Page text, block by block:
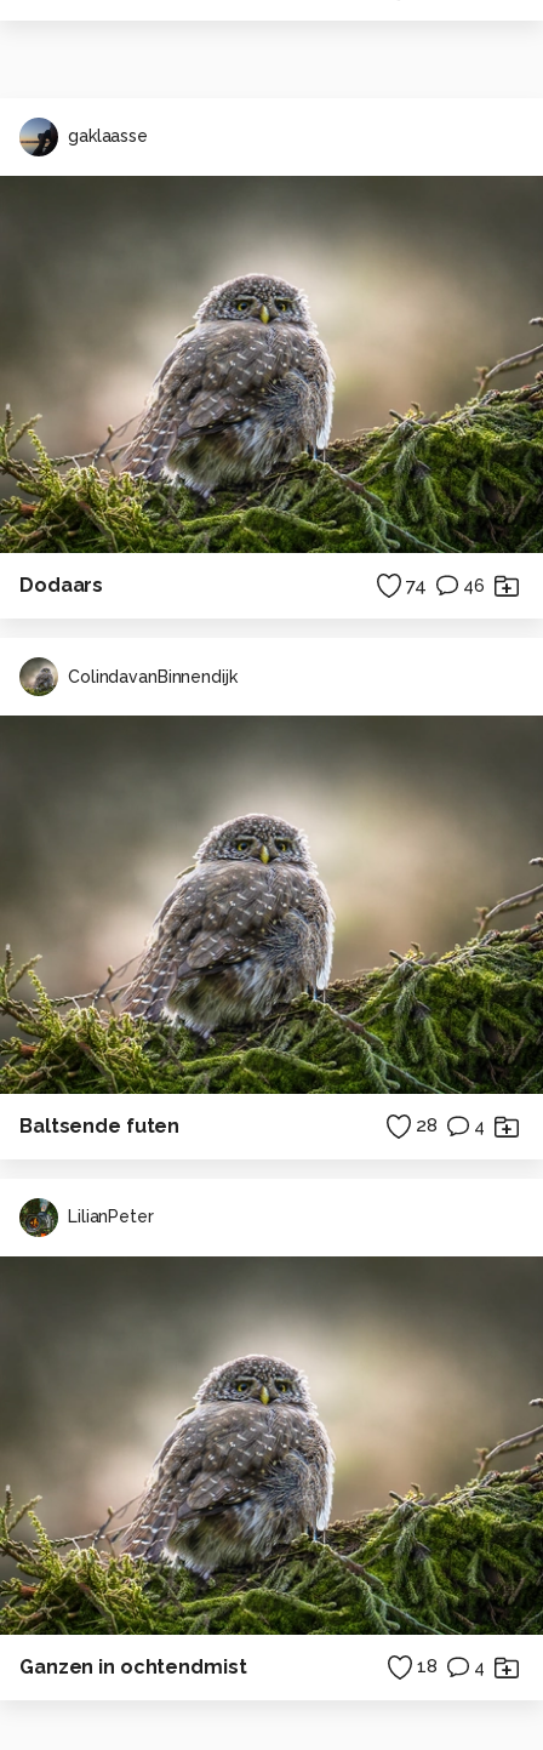
gaklaasse
Dodaars 74 46
ColindavanBinnendijk
Baltsende futen 28 4
LilianPeter
Ganzen in ochtendmist 18 4